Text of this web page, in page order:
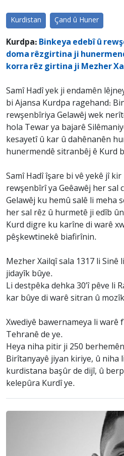
Kurdistan Çand û Huner
Kurdpa: Binkeya edebî û
doma rêzgirtina ji
korra rêz girtina ji Mezher
Samî Hadî yek ji endamên
bi Ajansa Kurdpa ragehand:
rewşenbîriya Gelawêj wek
hola Tewar ya bajarê
kesayetî û kar û dahênanên
hunermendê sitranbêj ê Kurd
Samî Hadî îşare bi vê yekê jî
rewşenbîrî ya Geêawêj her sal
Gelawêj ku hemû salê li meha
her sal rêz û hurmetê ji edîb
Kurd digre ku karîne di warê
pêşkewtinekê biafirînin.
Mezher Xailqî sala 1317 li
jidayîk bûye.
Li destpêka dehka 30’î pêve li
kar bûye di warê sitran û
Xwediyê bawernameya li warê
Tehranê de ye.
Heya niha pitir ji 250
Birîtanyayê jiyan kiriye, û niha
kurdistana başûr de dijî, û
kelepûra Kurdî ye.